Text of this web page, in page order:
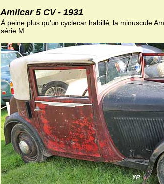
Amilcar 5 CV - 1931
À peine plus qu'un cyclecar habillé, la minuscule
série M.